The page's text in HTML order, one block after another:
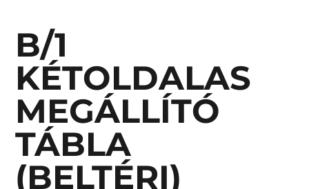
B/1
KÉTOLDALAS
MEGÁLLÍTÓ
TÁBLA
(BELTÉRI)